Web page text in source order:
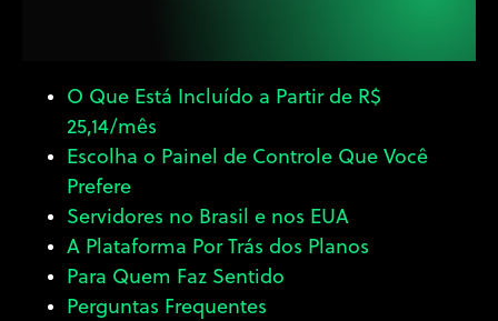
O Que Está Incluído a Partir de R$
25,14/mês
Escolha o Painel de Controle Que Você
Prefere
Servidores no Brasil e nos EUA
A Plataforma Por Trás dos Planos
Para Quem Faz Sentido
Perguntas Frequentes